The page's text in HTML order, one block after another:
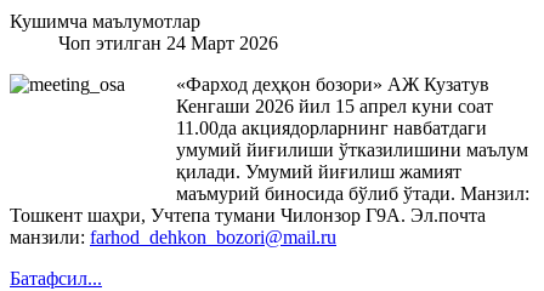
Кушимча маълумотлар
Чоп этилган 24 Март 2026
«Фарход деҳқон бозори» АЖ Кузатув
Кенгаши 2026 йил 15 апрел куни соат
11.00да акциядорларнинг навбатдаги
умумий йиғилиши ўтказилишини маълум
қилади. Умумий йиғилиш жамият
маъмурий биносида бўлиб ўтади. Манзил:
Тошкент шаҳри, Учтепа тумани Чилонзор Г9А. Эл.почта
манзили: farhod_dehkon_bozori@mail.ru
Батафсил...